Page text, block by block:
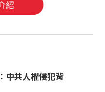
紹
中共人權侵犯背